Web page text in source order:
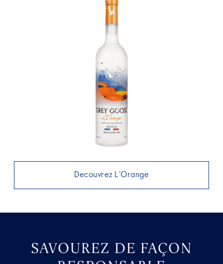
Decouvrez L’Orange
SAVOUREZ DE FAÇON